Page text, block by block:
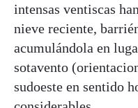
intensas ventiscas
nieve reciente,
acumulándola en
sotavento
sudoeste en sentido